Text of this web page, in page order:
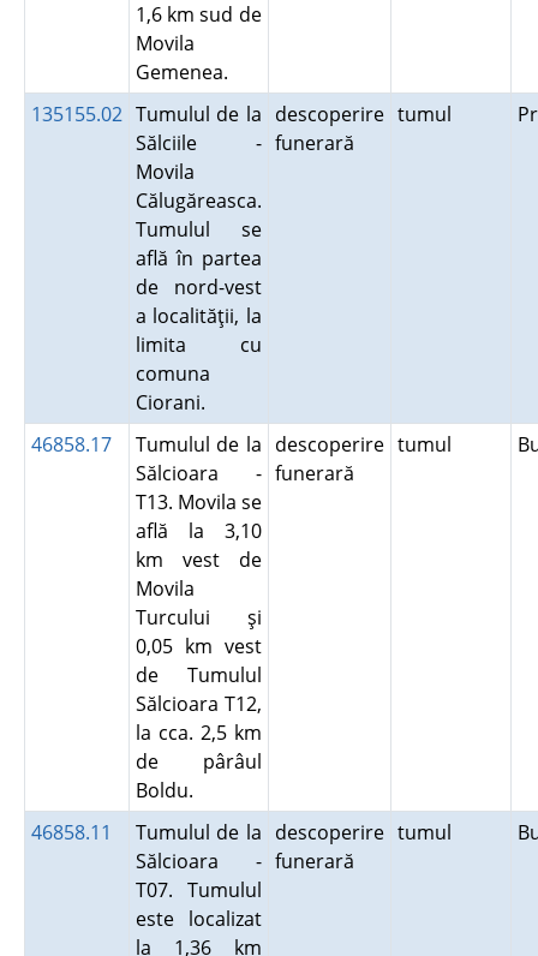
1,6 km sud de
Movila
Gemenea.
135155.02 Tumulul de la
Sălciile -
Movila
Călugăreasca.
Tumulul se
află în partea
de nord-vest
a localităţii, la
limita cu
comuna
Ciorani.
descoperire
funerară
tumul
46858.17
Tumulul de la
Sălcioara -
T13. Movila se
află la 3,10
km vest de
Movila
Turcului şi
0,05 km vest
de Tumulul
Sălcioara T12,
la cca. 2,5 km
de pârâul
Boldu.
descoperire
funerară
tumul
46858.11
Tumulul de la
Sălcioara -
T07. Tumulul
este localizat
la 1,36 km
descoperire
funerară
tumul